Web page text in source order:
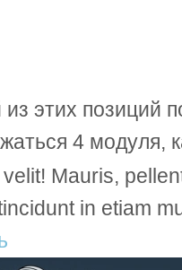
из этих позиций
4 модуля,
Mauris,
in etiam